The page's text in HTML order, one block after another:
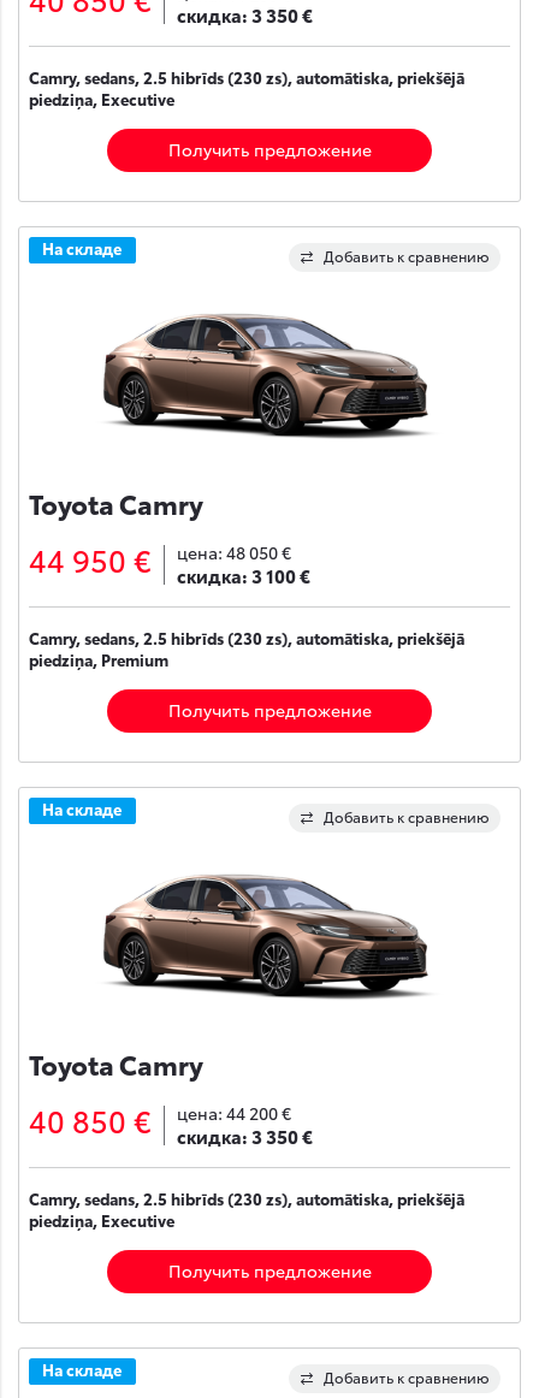
скидка:3 350 €
Camry, sedans, 2.5 hibrīds (230 zs), automātiska, priekšējā
piedziņa, Executive
Получить предложение
Добавить к сравнению
На складе
Toyota Camry
44 950 € цена: 48 050 €
скидка:3 100 €
Camry, sedans, 2.5 hibrīds (230 zs), automātiska, priekšējā
piedziņa, Premium
Получить предложение
Добавить к сравнению
На складе
Toyota Camry
40 850 € цена: 44 200 €
скидка:3 350 €
Camry, sedans, 2.5 hibrīds (230 zs), automātiska, priekšējā
piedziņa, Executive
Получить предложение
Добавить к сравнению
На складе